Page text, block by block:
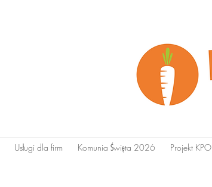
Usługi dla firm Komunia Święta 2026 Projekt KPO